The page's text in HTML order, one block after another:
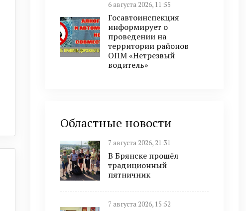
6 августа 2026, 11:55
Госавтоинспекция
информирует о
проведении на
территории районов
ОПМ «Нетрезвый
водитель»
Областные новости
7 августа 2026, 21:31
В Брянске прошёл
традиционный
пятничник
7 августа 2026, 15:52